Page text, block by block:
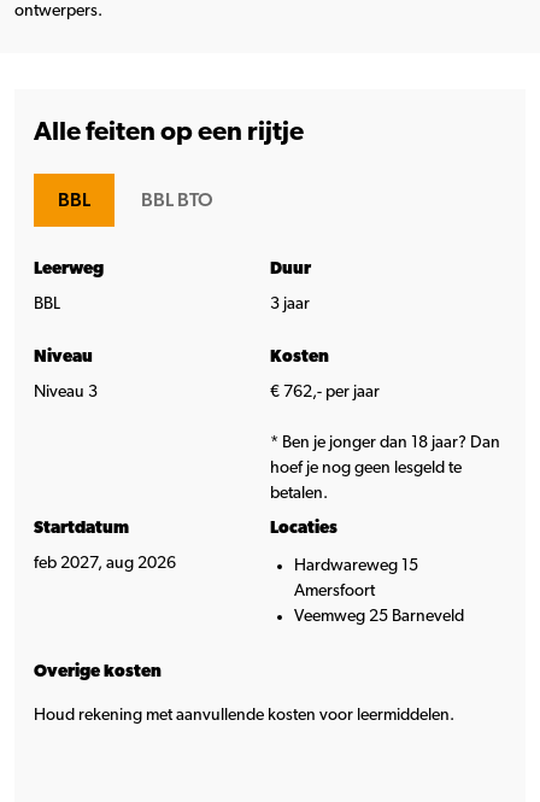
ontwerpers.
Alle feiten op een rijtje
BBL BBL BTO
Leerweg
BBL
Duur
3 jaar
Niveau
Niveau 3
Kosten
€ 762,- per jaar
* Ben je jonger dan 18 jaar? Dan
hoef je nog geen lesgeld te
betalen.
Startdatum
feb 2027, aug 2026
Locaties
Hardwareweg 15
Amersfoort
Veemweg 25 Barneveld
Overige kosten
Houd rekening met aanvullende kosten voor leermiddelen.